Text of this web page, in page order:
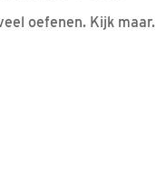
oefenen. Kijk maar.